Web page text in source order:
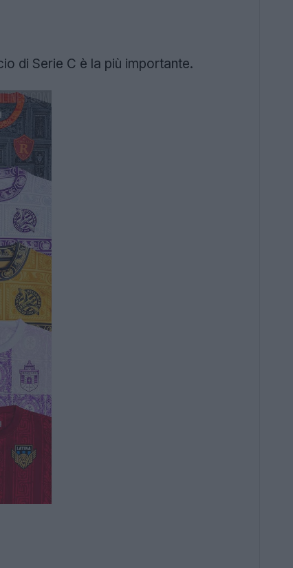
di Serie C è la più importante.